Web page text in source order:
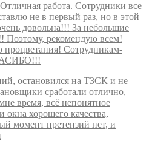
работа. Сотрудники все
не в первый раз, но в этой
довольна!!! За небольшие
Поэтому, рекомендую всем!
Сотрудникам-
остановился на ТЗСК и не
сработали отлично,
время, всё непонятное
хорошего качества,
момент претензий нет, и